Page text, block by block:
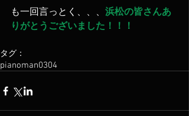
も一回言っとく、、、 浜松の皆さんあ
りがとうございました！！！
タグ：
pianoman0304